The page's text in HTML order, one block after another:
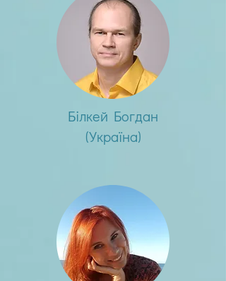
Білкей Богдан
(Україна)